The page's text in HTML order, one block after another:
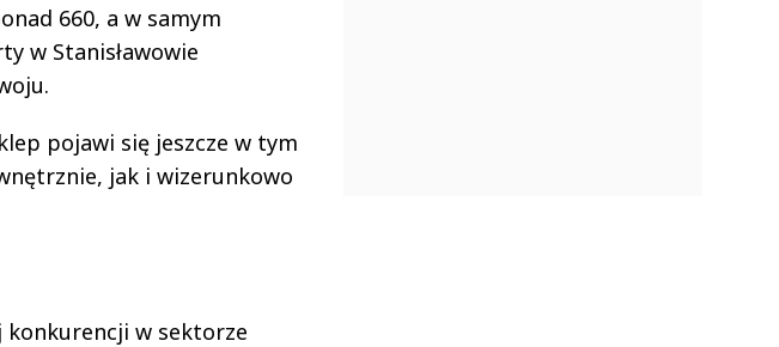
660, a w samym
w Stanisławowie
pojawi się jeszcze w tym
jak i wizerunkowo
w sektorze